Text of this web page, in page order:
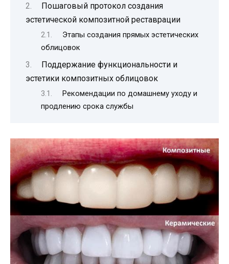
Пошаговый протокол создания
эстетической композитной реставрации
Этапы создания прямых эстетических
облицовок
Поддержание функциональности и
эстетики композитных облицовок
Рекомендации по домашнему уходу и
продлению срока службы